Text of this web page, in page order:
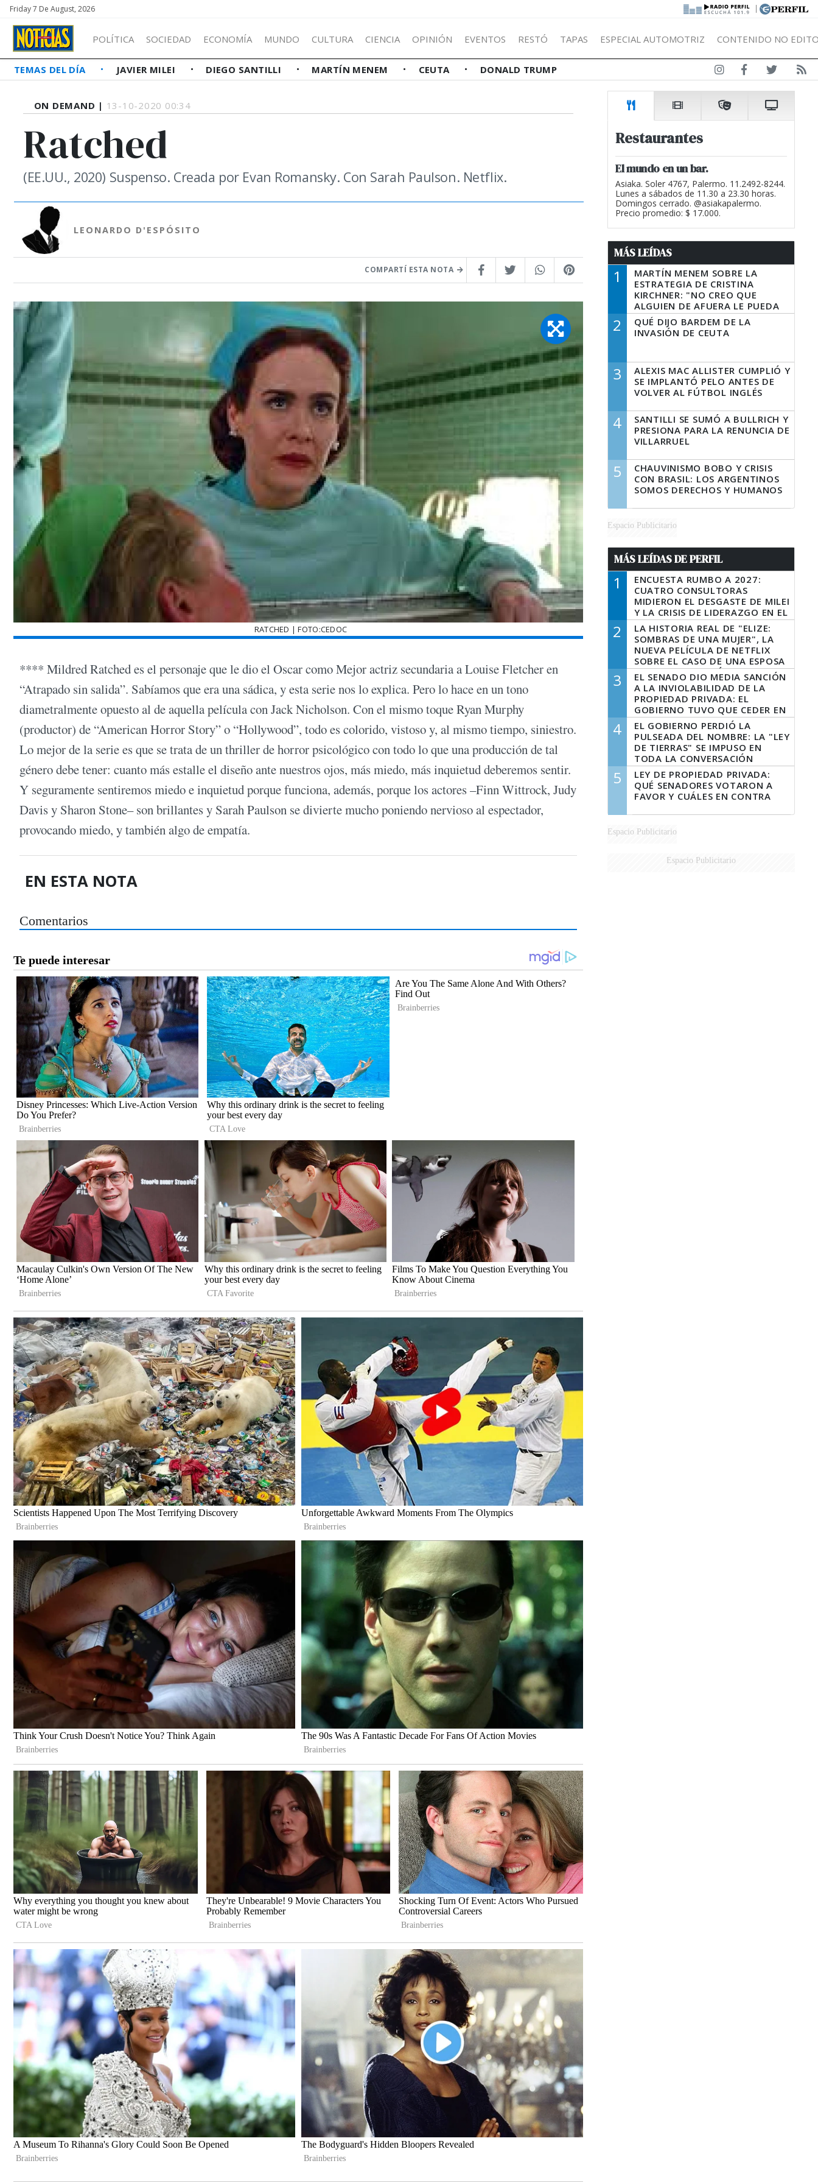
Friday 7 De August, 2026 |
POLÍTICA SOCIEDAD ECONOMÍA MUNDO CULTURA CIENCIA OPINIÓN EVENTOS RESTÓ TAPAS ESPECIAL AUTOMOTRIZ CONTENIDO NO
TEMAS DEL DÍA JAVIER MILEI DIEGO SANTILLI MARTÍN MENEM CEUTA DONALD TRUMP
ON DEMAND | 13-10-2020 00:34
Ratched
(EE.UU., 2020) Suspenso. Creada por Evan Romansky. Con Sarah Paulson. Netflix.
LEONARDO D'ESPÓSITO
COMPARTÍ ESTA NOTA
RATCHED | FOTO:CEDOC
**** Mildred Ratched es el personaje que le dio el Oscar como Mejor actriz secundaria a Louise Fletcher en
“Atrapado sin salida”. Sabíamos que era una sádica, y esta serie nos lo explica. Pero lo hace en un tono
diametralmente opuesto al de aquella película con Jack Nicholson. Con el mismo toque Ryan Murphy
(productor) de “American Horror Story” o “Hollywood”, todo es colorido, vistoso y, al mismo tiempo, siniestro.
Lo mejor de la serie es que se trata de un thriller de horror psicológico con todo lo que una producción de tal
género debe tener: cuanto más estalle el diseño ante nuestros ojos, más miedo, más inquietud deberemos sentir.
Y seguramente sentiremos miedo e inquietud porque funciona, además, porque los actores –Finn Wittrock, Judy
Davis y Sharon Stone– son brillantes y Sarah Paulson se divierte mucho poniendo nervioso al espectador,
provocando miedo, y también algo de empatía.
EN ESTA NOTA
Comentarios
Restaurantes
El mundo en un bar.
Asiaka. Soler 4767, Palermo. 11.2492-8244.
Lunes a sábados de 11.30 a 23.30 horas.
Domingos cerrado. @asiakapalermo.
Precio promedio: $ 17.000.
MÁS LEÍDAS
1
MARTÍN MENEM SOBRE LA
ESTRATEGIA DE CRISTINA
KIRCHNER: "NO CREO QUE
ALGUIEN DE AFUERA LE PUEDA
DECIR A LA JUSTICIA LO QUE
TIENE QUE HACER"
2
QUÉ DIJO BARDEM DE LA
INVASIÓN DE CEUTA
3
ALEXIS MAC ALLISTER CUMPLIÓ Y
SE IMPLANTÓ PELO ANTES DE
VOLVER AL FÚTBOL INGLÉS
4
SANTILLI SE SUMÓ A BULLRICH Y
PRESIONA PARA LA RENUNCIA DE
VILLARRUEL
5
CHAUVINISMO BOBO Y CRISIS
CON BRASIL: LOS ARGENTINOS
SOMOS DERECHOS Y HUMANOS
Espacio Publicitario
MÁS LEÍDAS DE PERFIL
1
ENCUESTA RUMBO A 2027:
CUATRO CONSULTORAS
MIDIERON EL DESGASTE DE MILEI
Y LA CRISIS DE LIDERAZGO EN EL
PERONISMO
2
LA HISTORIA REAL DE "ELIZE:
SOMBRAS DE UNA MUJER", LA
NUEVA PELÍCULA DE NETFLIX
SOBRE EL CASO DE UNA ESPOSA
QUE DESCUARTIZÓ A SU
MARIDO
3
EL SENADO DIO MEDIA SANCIÓN
A LA INVIOLABILIDAD DE LA
PROPIEDAD PRIVADA: EL
GOBIERNO TUVO QUE CEDER EN
LA LEY DEL MANEJO DEL FUEGO
4
EL GOBIERNO PERDIÓ LA
PULSEADA DEL NOMBRE: LA "LEY
DE TIERRAS" SE IMPUSO EN
TODA LA CONVERSACIÓN
DIGITAL
5
LEY DE PROPIEDAD PRIVADA:
QUÉ SENADORES VOTARON A
FAVOR Y CUÁLES EN CONTRA
Espacio Publicitario
Espacio Publicitario